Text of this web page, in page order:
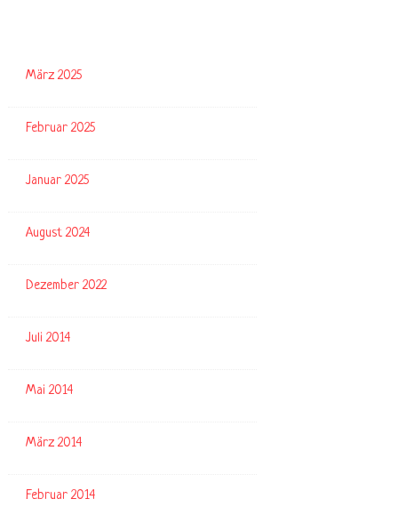
März 2025
Februar 2025
Januar 2025
August 2024
Dezember 2022
Juli 2014
Mai 2014
März 2014
Februar 2014